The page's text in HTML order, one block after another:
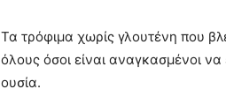
Τα τρόφιμα χωρίς γλουτένη που
όλους όσοι είναι αναγκασμένοι
ουσία.